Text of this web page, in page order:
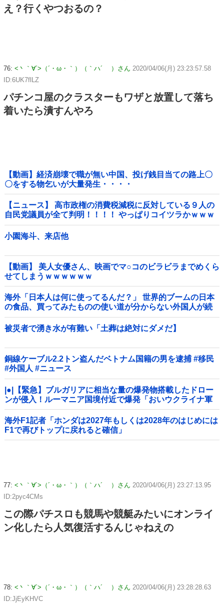
え？行くやつおるの？
76: <丶｀∀´>（´・ω・｀）（｀ハ´ ）さん 2020/04/06(月) 23:23:57.58
ID:6UK7flLZ
パチンコ屋のクラスターもワザと放置して落ち
着いたら潰すんやろ
【動画】経済崩壊で職が無い中国、投げ銭目当ての路上〇
〇をする物乞いが大量発生・・・・
【ニュース】 高市政権の消費税減税に反対している９人の
自民党議員が全て判明！！！！ やっぱりコイツラかｗｗｗ
ｗｗ
小園海斗、来店他
【動画】 美人女優さん、映画でマ○コのビラビラまでめくら
せてしまうｗｗｗｗｗｗ
海外「日本人は何に使ってるんだ？」 世界的ブームの日本
の食品、買ってみたものの使い道が分からない外国人が続
出
被災者で湧き水が有難い「土葬は絶対にダメだ】
銅線ケーブル2.2トン盗んだベトナム国籍の男を逮捕 #移民
#外国人 #ニュース
|●|【緊急】ブルガリアに相当な量の爆発物搭載したドロー
ンが侵入！ルーマニア国境付近で爆発「おいウクライナ軍
がよく使う機種だぞ」
海外F1記者「ホンダは2027年もしくは2028年のはじめには
F1で再びトップに戻れると確信」
77: <丶｀∀´>（´・ω・｀）（｀ハ´ ）さん 2020/04/06(月) 23:27:13.95
ID:2pyc4CMs
この際パチスロも競馬や競艇みたいにオンライ
ン化したら人気復活するんじゃねえの
78: <丶｀∀´>（´・ω・｀）（｀ハ´ ）さん 2020/04/06(月) 23:28:28.63
ID:JjEyKHVC